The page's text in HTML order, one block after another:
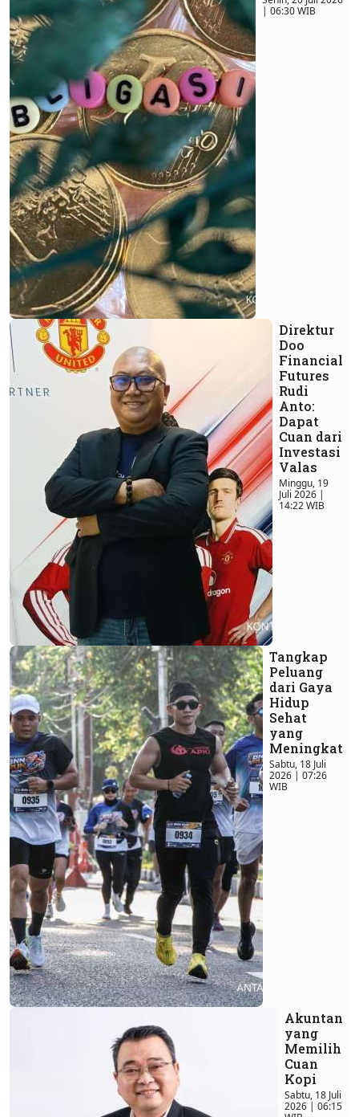
| 06:30 WIB
Direktur
Doo
Financial
Futures
Rudi
Anto:
Dapat
Cuan dari
Investasi
Valas
Minggu, 19
Juli 2026 |
14:22 WIB
Tangkap
Peluang
dari Gaya
Hidup
Sehat
yang
Meningkat
Sabtu, 18 Juli
2026 | 07:26
WIB
Akuntan
yang
Memilih
Cuan
Kopi
Sabtu, 18 Juli
2026 | 06:15